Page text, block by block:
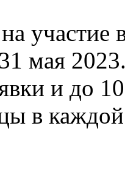
участие
мая
и до
в